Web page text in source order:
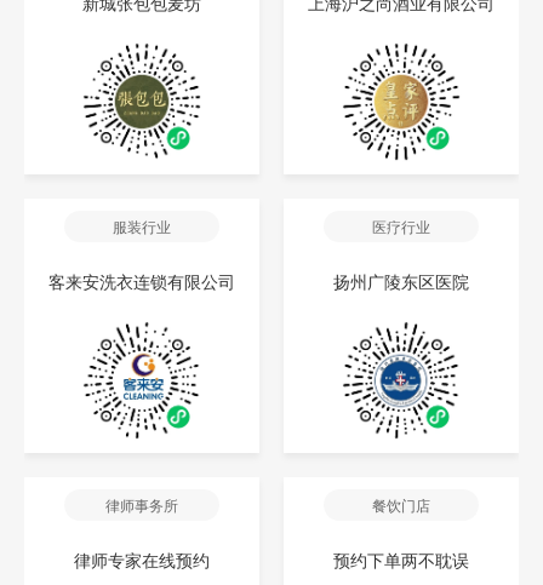
服装行业
客来安洗衣连锁有限公司
医疗行业
扬州广陵东区医院
律师事务所
律师专家在线预约
餐饮门店
预约下单两不耽误